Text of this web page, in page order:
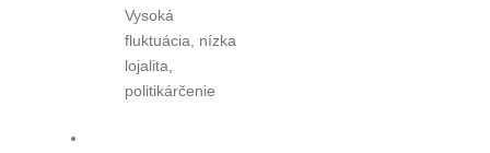
Vysoká
fluktuácia, nízka
lojalita,
politikárčenie